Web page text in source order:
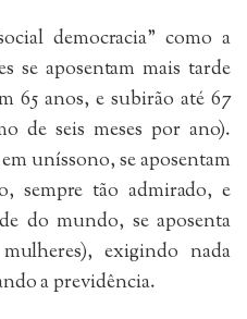
democracia” como a
se aposentam mais tarde
65 anos, e subirão até 67
de seis meses por ano).
uníssono, se aposentam
sempre tão admirado, e
do mundo, se aposenta
exigindo nada
a previdência.